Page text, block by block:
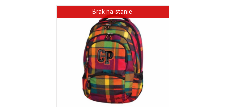
Brak na stanie